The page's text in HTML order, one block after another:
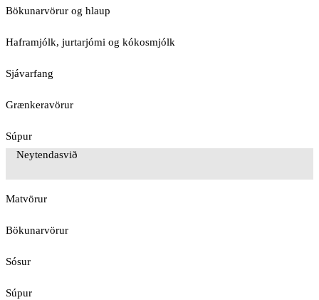
Bökunarvörur og hlaup
Haframjólk, jurtarjómi og kókosmjólk
Sjávarfang
Grænkeravörur
Súpur
Neytendasvið
Matvörur
Bökunarvörur
Sósur
Súpur